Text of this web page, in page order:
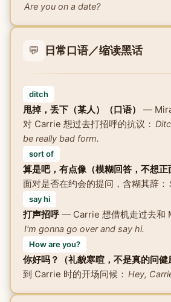
Are you on a date?
💬 日常口语／缩读黑话
ditch
甩掉，丢下（某人）（口语）
—
对 Carrie 想过去打招呼的抗议：
be really bad form.
sort of
算是吧，有点像（模糊回答，不想正
面对是否在约会的提问，含糊其辞：
say hi
打声招呼— Carrie 想借机走过去和
I'm gonna go over and say hi.
How are you?
你好吗？（礼貌寒暄，不是真的问健
到 Carrie 时的开场问候： Hey,